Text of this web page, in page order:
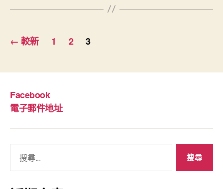
文
分
頁
← 較新 1 2 3
Facebook
電子郵件地址
關